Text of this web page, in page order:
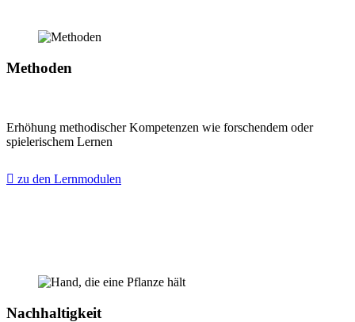
Methoden
Erhöhung methodischer Kompetenzen wie forschendem oder
spielerischem Lernen
zu den Lernmodulen
Nachhaltigkeit